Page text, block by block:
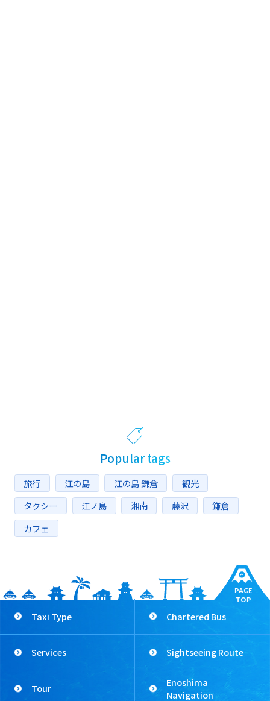
Popular tags
旅行 江の島 江の島 鎌倉
観光
タクシー
江ノ島 湘南 藤沢
鎌倉
カフェ
PAGE
TOP
Taxi Type Chartered Bus
Services Sightseeing Route
Tour
Enoshima
Navigation